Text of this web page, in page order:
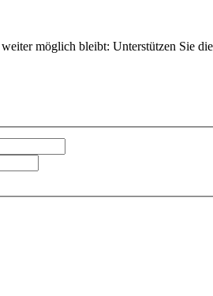
möglich bleibt: Unterstützen Sie